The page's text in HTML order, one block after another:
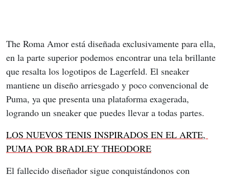
The Roma Amor está diseñada exclusivamente para ella,
en la parte superior podemos encontrar una tela brillante
que resalta los logotipos de Lagerfeld. El sneaker
mantiene un diseño arriesgado y poco convencional de
Puma, ya que presenta una plataforma exagerada,
logrando un sneaker que puedes llevar a todas partes.
LOS NUEVOS TENIS INSPIRADOS EN EL ARTE,
PUMA POR BRADLEY THEODORE
El fallecido diseñador sigue conquistándonos con